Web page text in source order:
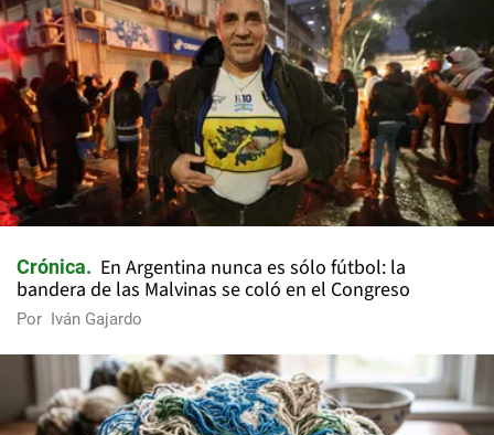
Crónica
En Argentina nunca es sólo fútbol: la
bandera de las Malvinas se coló en el Congreso
Por Iván Gajardo